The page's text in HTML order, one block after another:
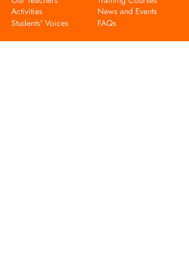
Activities
Students' Voices
News and Events
FAQs